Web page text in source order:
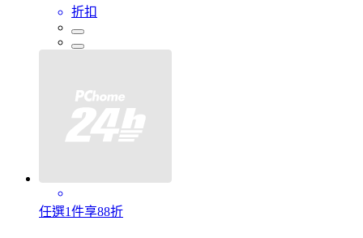
折扣
任選1件享88折